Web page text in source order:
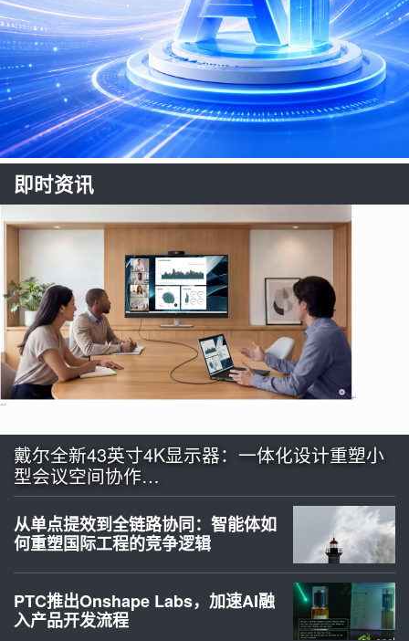
即时资讯
戴尔全新43英寸4K显示器：一体化设计重塑小
型会议空间协作…
从单点提效到全链路协同：智能体如
何重塑国际工程的竞争逻辑
PTC推出Onshape Labs，加速AI融
入产品开发流程